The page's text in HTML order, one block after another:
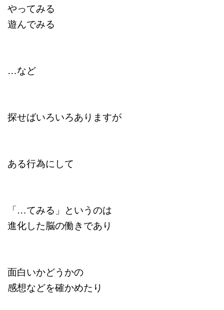
やってみる
遊んでみる
…など
探せばいろいろありますが
ある行為にして
「…てみる」というのは
進化した脳の働きであり
面白いかどうかの
感想などを確かめたり